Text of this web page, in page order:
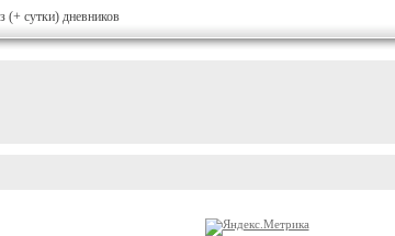
(+ сутки) дневников